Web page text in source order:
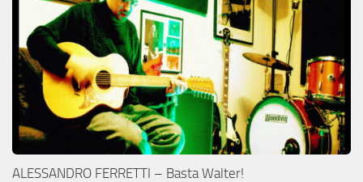
ALESSANDRO FERRETTI – Basta Walter!